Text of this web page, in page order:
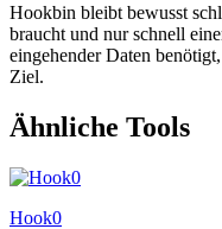
Hookbin bleibt bewusst
braucht und nur schnell
eingehender Daten
Ziel.
Ähnliche Tools
Hook0